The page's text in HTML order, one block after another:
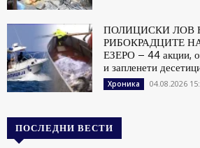
ПОЛИЦИСКИ ЛОВ
РИБОКРАДЦИТЕ
ЕЗЕРО – 44 акции,
и запленети
Хроника 04.08.2026
ПОСЛЕДНИ ВЕСТИ